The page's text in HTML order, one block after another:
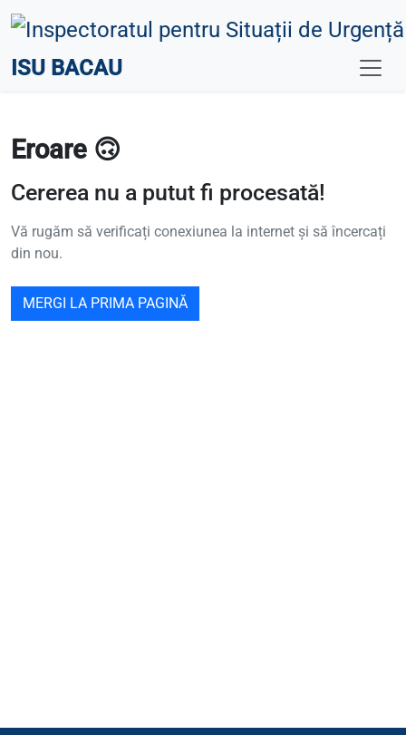
ISU BACAU
Eroare 🙃
Cererea nu a putut fi procesată!
Vă rugăm să verificați conexiunea la internet și să încercați
din nou.
MERGI LA PRIMA PAGINĂ